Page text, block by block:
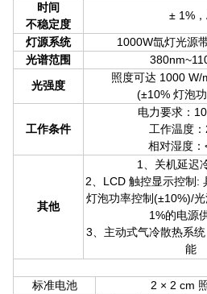
时间
不稳定度
± 1%
灯源系统
1000W氙灯光源
光谱范围
光强度
照度可达 1000 W/
(±10% 灯泡
工作条件
电力要求：
工作温度
相对湿度：
其他
1、关机延迟
2、LCD 触控显示控制:
灯泡功率控制(±10%)/
1%的电源
3、主动式气冷散热系
能
标准电池
2 × 2 cm